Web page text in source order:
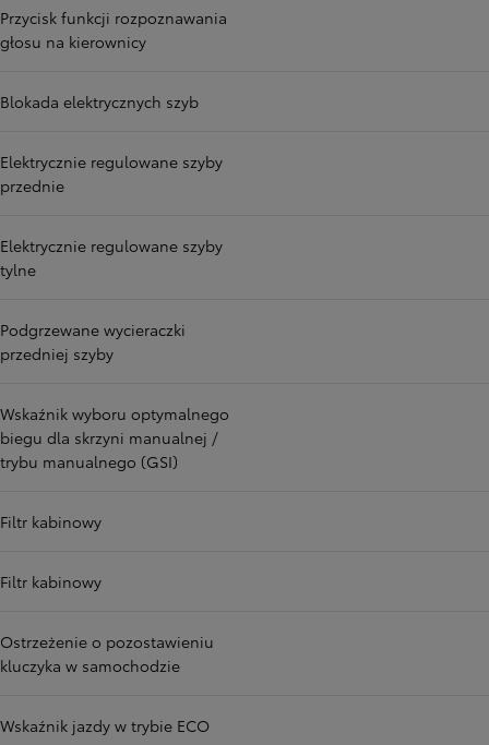
Przycisk funkcji rozpoznawania
głosu na kierownicy
Blokada elektrycznych szyb
Elektrycznie regulowane szyby
przednie
Elektrycznie regulowane szyby
tylne
Podgrzewane wycieraczki
przedniej szyby
Wskaźnik wyboru optymalnego
biegu dla skrzyni manualnej /
trybu manualnego (GSI)
Filtr kabinowy
Filtr kabinowy
Ostrzeżenie o pozostawieniu
kluczyka w samochodzie
Wskaźnik jazdy w trybie ECO